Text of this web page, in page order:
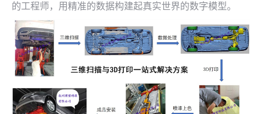
的工程师，用精准的数据构建起真实世界的数字模型。